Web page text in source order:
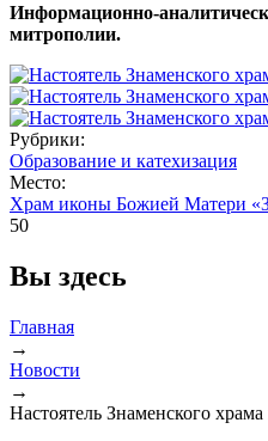
Информационно-
митрополии.
Рубрики:
Образование и катехизация
Место:
Храм иконы Божией Матери
50
Вы здесь
Главная
→
Новости
→
Настоятель Знаменского